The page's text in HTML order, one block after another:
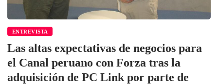
ENTREVISTA
Las altas expectativas de negocios para
el Canal peruano con Forza tras la
adquisición de PC Link por parte de